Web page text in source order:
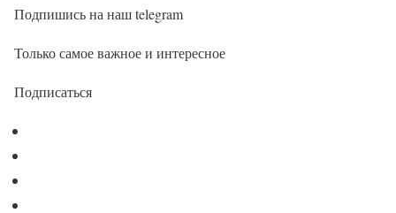
Подпишись на наш telegram
Только самое важное и интересное
Подписаться